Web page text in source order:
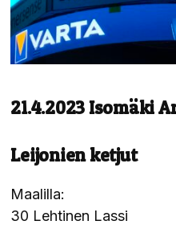
21.4.2023 Isomäki
Leijonien ketjut
Maalilla:
30 Lehtinen Lassi